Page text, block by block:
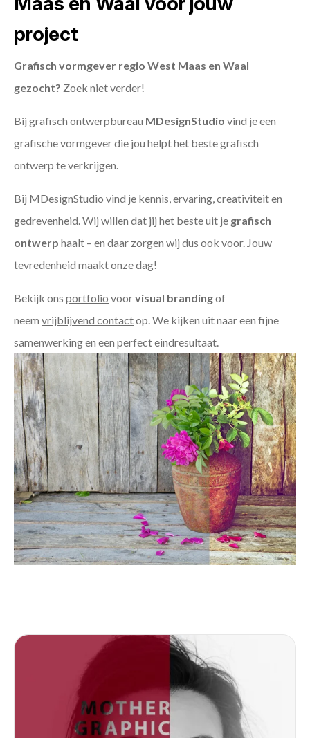
project
Grafisch vormgever regio West Maas en Waal
gezocht? Zoek niet verder!
Bij grafisch ontwerpbureau MDesignStudio vind je een
grafische vormgever die jou helpt het beste grafisch
ontwerp te verkrijgen.
Bij MDesignStudio vind je kennis, ervaring, creativiteit en
gedrevenheid. Wij willen dat jij het beste uit je grafisch
ontwerp haalt – en daar zorgen wij dus ook voor. Jouw
tevredenheid maakt onze dag!
Bekijk ons portfolio voorvisual brandingof
neem vrijblijvend contactop. We kijken uit naar een fijne
samenwerking en een perfect eindresultaat.